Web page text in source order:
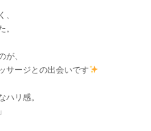
、
。
が、
サージとの出会いです
ハリ感。